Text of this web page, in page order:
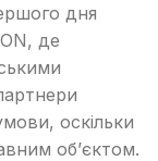
дня
де
оскільки
об’єктом.